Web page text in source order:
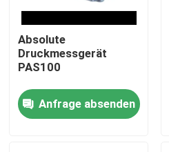
Über uns
Fabrik Tour
Absolute
Druckmessgerät
PAS100
Anfrage absenden